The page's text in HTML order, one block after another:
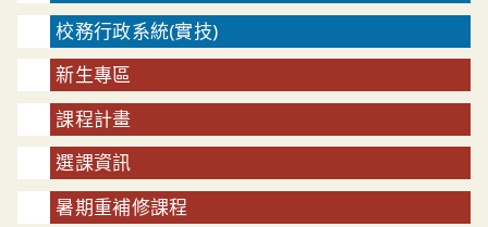
校務行政系統(實技)
新生專區
課程計畫
選課資訊
暑期重補修課程